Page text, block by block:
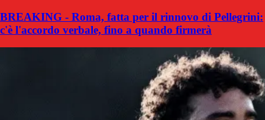
BREAKING - Roma, fatta per il rinnovo di Pellegrini:
c'è l'accordo verbale, fino a quando firmerà